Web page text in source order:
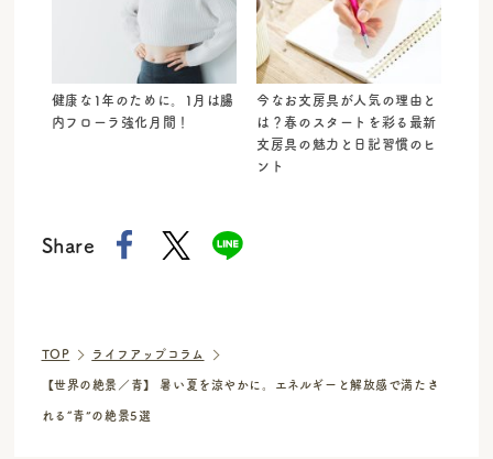
健康な1年のために。1月は腸
内フローラ強化月間！
今なお文房具が人気の理由と
は？春のスタートを彩る最新
文房具の魅力と日記習慣のヒ
ント
Share
TOP
ライフアップコラム
【世界の絶景／青】 暑い夏を涼やかに。エネルギーと解放感で満たさ
れる“青”の絶景5選